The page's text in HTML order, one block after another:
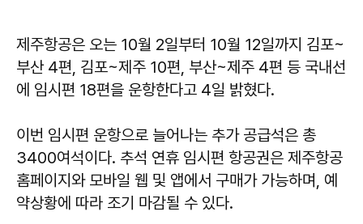
제주항공은 오는 10월 2일부터 10월 12일까지 김포~
부산 4편, 김포~제주 10편, 부산~제주 4편 등 국내선
에 임시편 18편을 운항한다고 4일 밝혔다.
이번 임시편 운항으로 늘어나는 추가 공급석은 총
3400여석이다. 추석 연휴 임시편 항공권은 제주항공
홈페이지와 모바일 웹 및 앱에서 구매가 가능하며, 예
약상황에 따라 조기 마감될 수 있다.